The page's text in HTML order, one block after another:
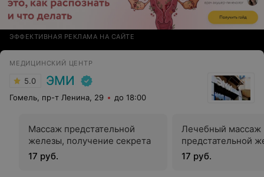
ЭФФЕКТИВНАЯ РЕКЛАМА НА САЙТЕ
МЕДИЦИНСКИЙ ЦЕНТР
5.0 ЭМИ
Гомель, пр-т Ленина, 29 до 18:00
Массаж предстательной
железы, получение секрета
17 руб.
Лечебный массаж
предстательной
17 руб.